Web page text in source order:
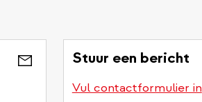
Stuur een bericht
Vul contactformulier in